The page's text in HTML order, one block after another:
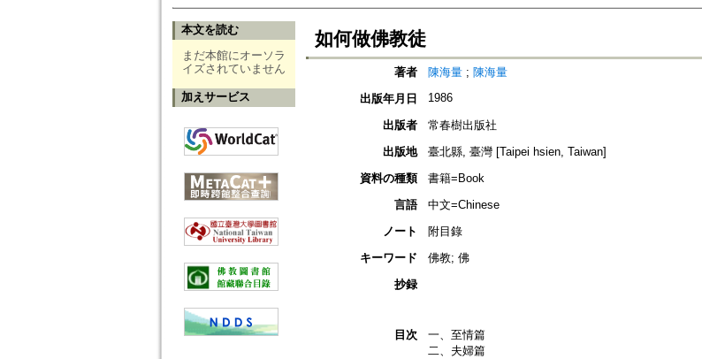
本文を読む
まだ本館にオーソラ
イズされていません
加えサービス
如何做佛教徒
著者 陳海量; 陳海量
出版年月日
1986
出版者
常春樹出版社
出版地
臺北縣, 臺灣 [Taipei hsien, Taiwan]
資料の種類
書籍=Book
言語
中文=Chinese
ノート
附目錄
キーワード
佛教; 佛
抄録
目次
一、至情篇
二、夫婦篇